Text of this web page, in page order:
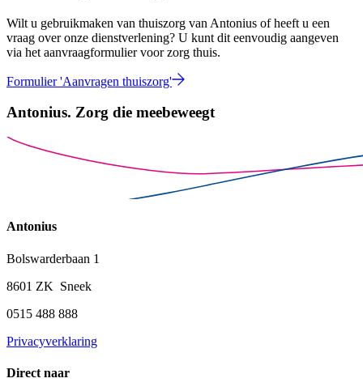
Wilt u gebruikmaken van thuiszorg van Antonius of heeft u een
vraag over onze dienstverlening? U kunt dit eenvoudig aangeven
via het aanvraagformulier voor zorg thuis.
Formulier 'Aanvragen thuiszorg'
Antonius. Zorg die meebeweegt
Antonius
Bolswarderbaan 1
8601 ZK Sneek
0515 488 888
Privacyverklaring
Direct naar